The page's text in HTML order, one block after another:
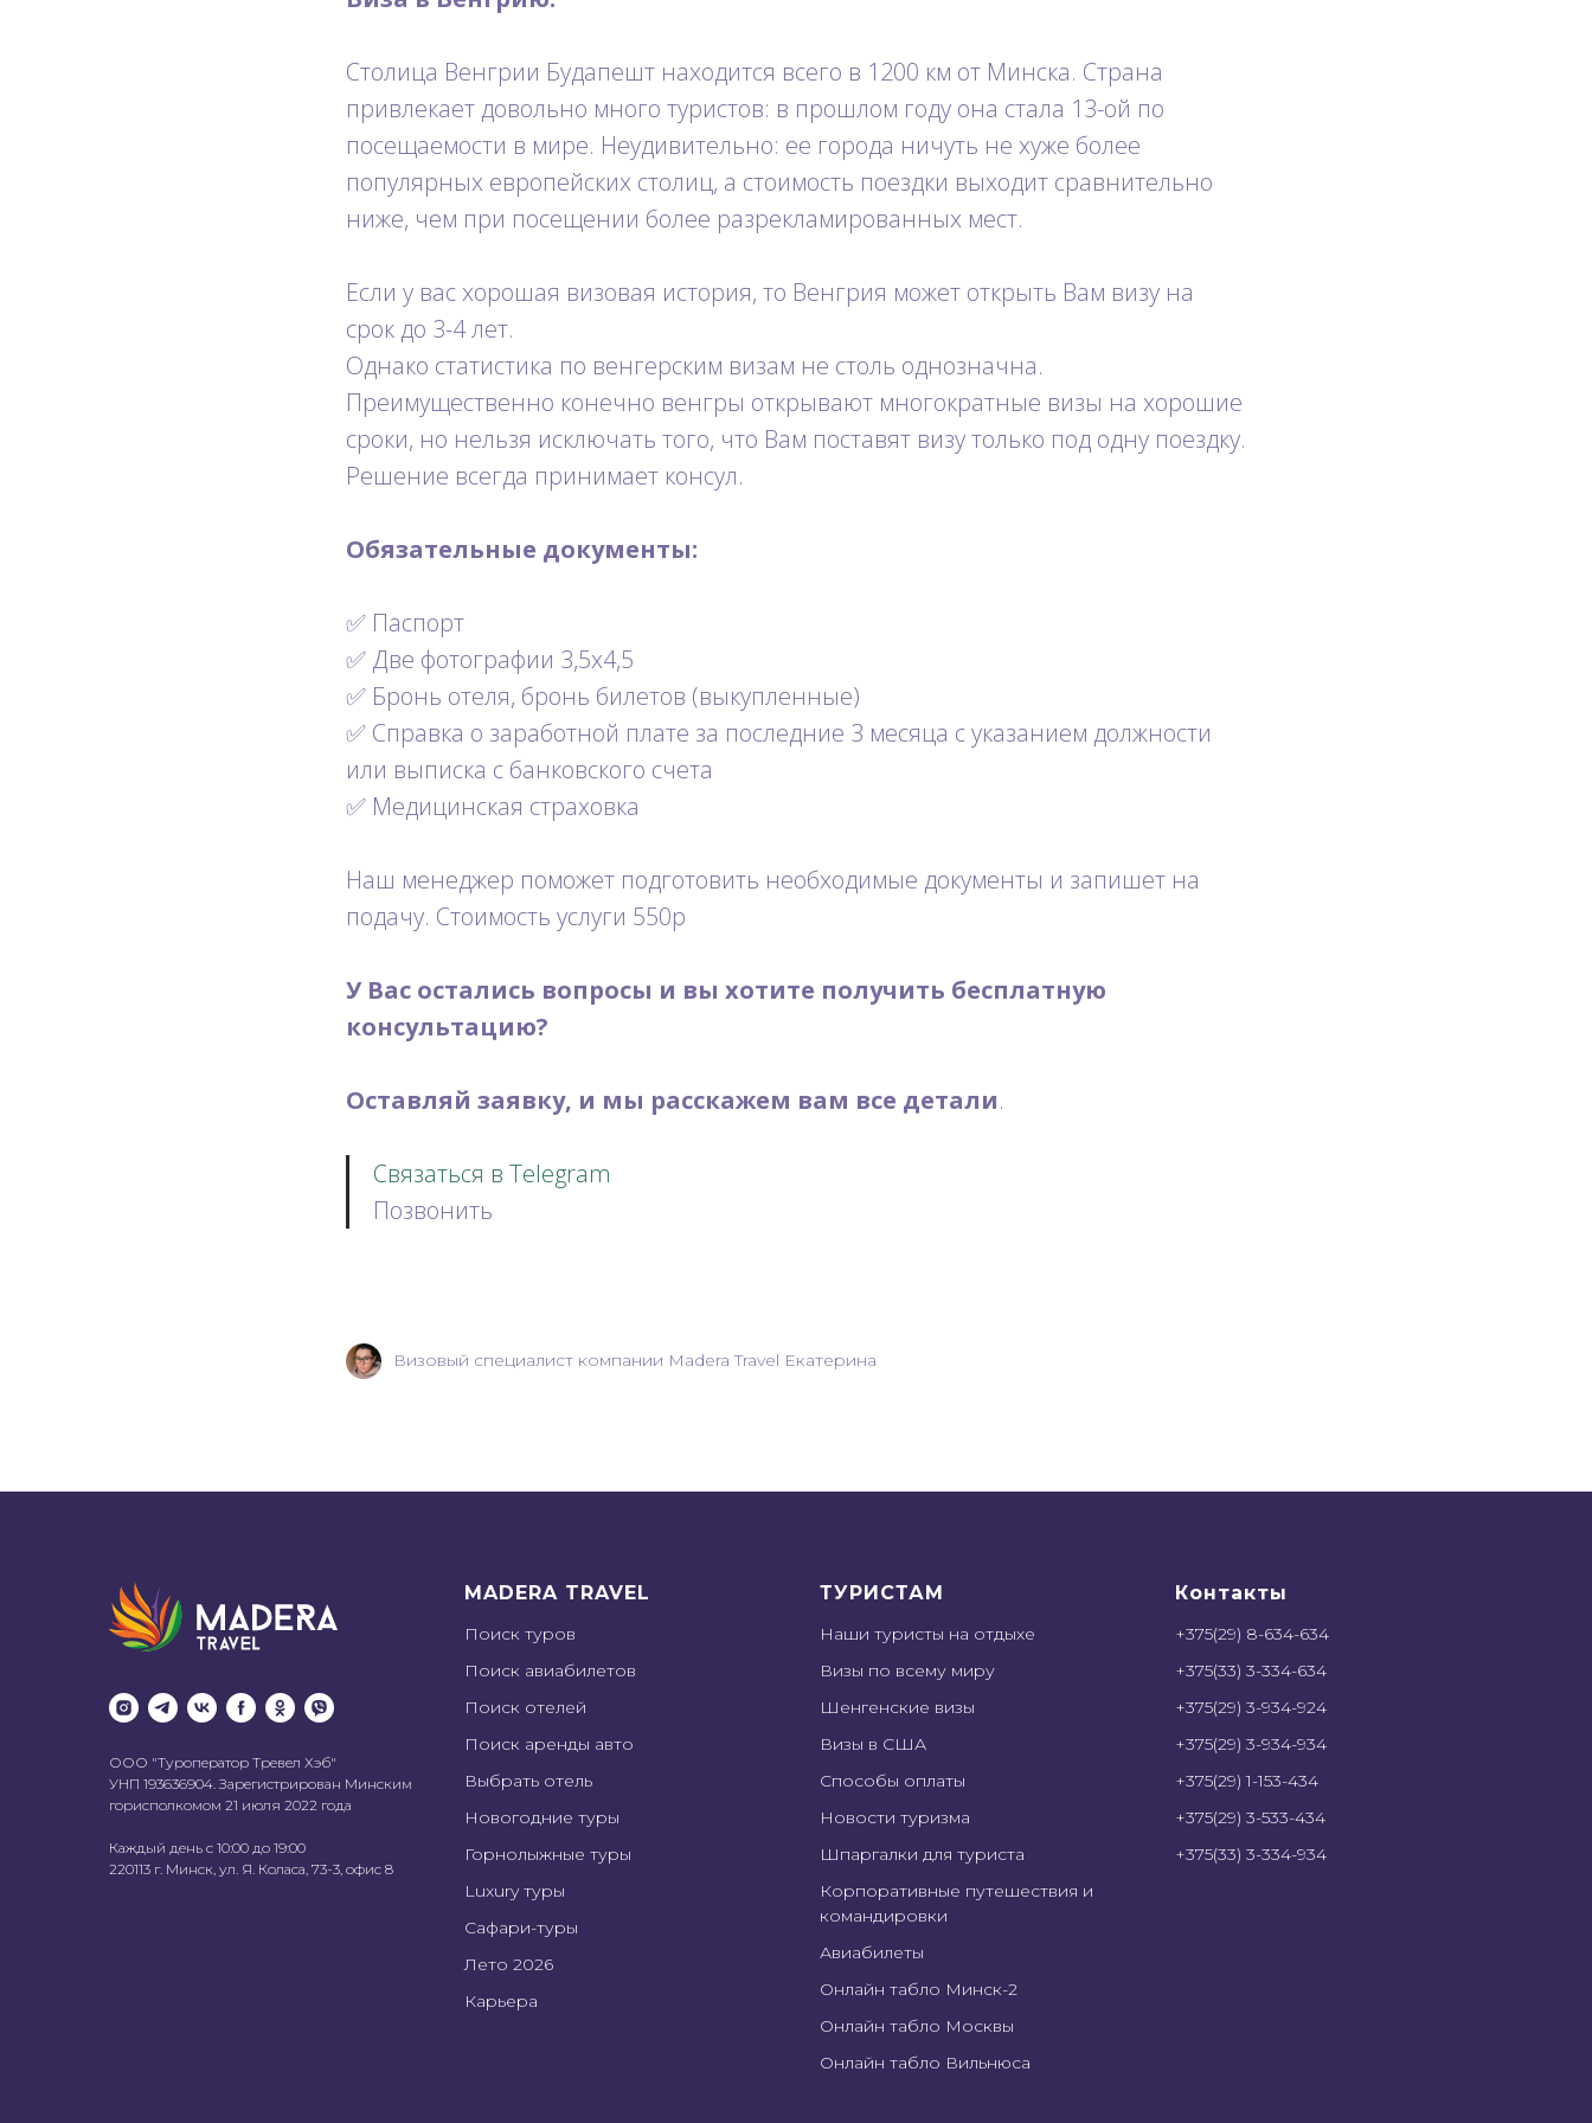
Столица Венгрии Будапешт находится всего в 1200 км от Минска. Страна
привлекает довольно много туристов: в прошлом году она стала 13-ой по
посещаемости в мире. Неудивительно: ее города ничуть не хуже более
популярных европейских столиц, а стоимость поездки выходит сравнительно
ниже, чем при посещении более разрекламированных мест.
Если у вас хорошая визовая история, то Венгрия может открыть Вам визу на
срок до 3-4 лет.
Однако статистика по венгерским визам не столь однозначна.
Преимущественно конечно венгры открывают многократные визы на хорошие
сроки, но нельзя исключать того, что Вам поставят визу только под одну поездку.
Решение всегда принимает консул.
Обязательные документы:
✅ Паспорт
✅ Две фотографии 3,5х4,5
✅ Бронь отеля, бронь билетов (выкупленные)
✅ Справка о заработной плате за последние 3 месяца с указанием должности
или выписка с банковского счета
✅ Медицинская страховка
Наш менеджер поможет подготовить необходимые документы и запишет на
подачу. Стоимость услуги 550р
У Вас остались вопросы и вы хотите получить бесплатную
консультацию?
Оставляй заявку, и мы расскажем вам все детали.
Связаться в Telegram
Позвонить
Визовый специалист компании Madera Travel Екатерина
ООО "Туроператор Тревел Хэб"
УНП 193636904. Зарегистрирован Минским
горисполкомом 21 июля 2022 года
Каждый день с 10:00 до 19:00
220113 г. Минск, ул. Я. Коласа, 73-3, офис 8
MADERA TRAVEL
Поиск туров
Поиск авиабилетов
Поиск отелей
Поиск аренды авто
Выбрать отель
Новогодние туры
Горнолыжные туры
Luxury туры
Сафари-туры
Лето 2026
Карьера
ТУРИСТАМ
Наши туристы на отдыхе
Визы по всему миру
Шенгенские визы
Визы в США
Способы оплаты
Новости туризма
Шпаргалки для туриста
Корпоративные путешествия и
командировки
Авиабилеты
Онлайн табло Минск-2
Онлайн табло Москвы
Онлайн табло Вильнюса
Контакты
+375(29) 8-634-634
+375(33) 3-334-634
+375(29) 3-934-924
+375(29) 3-934-934
+375(29) 1-153-434
+375(29) 3-533-434
+375(33) 3-334-934